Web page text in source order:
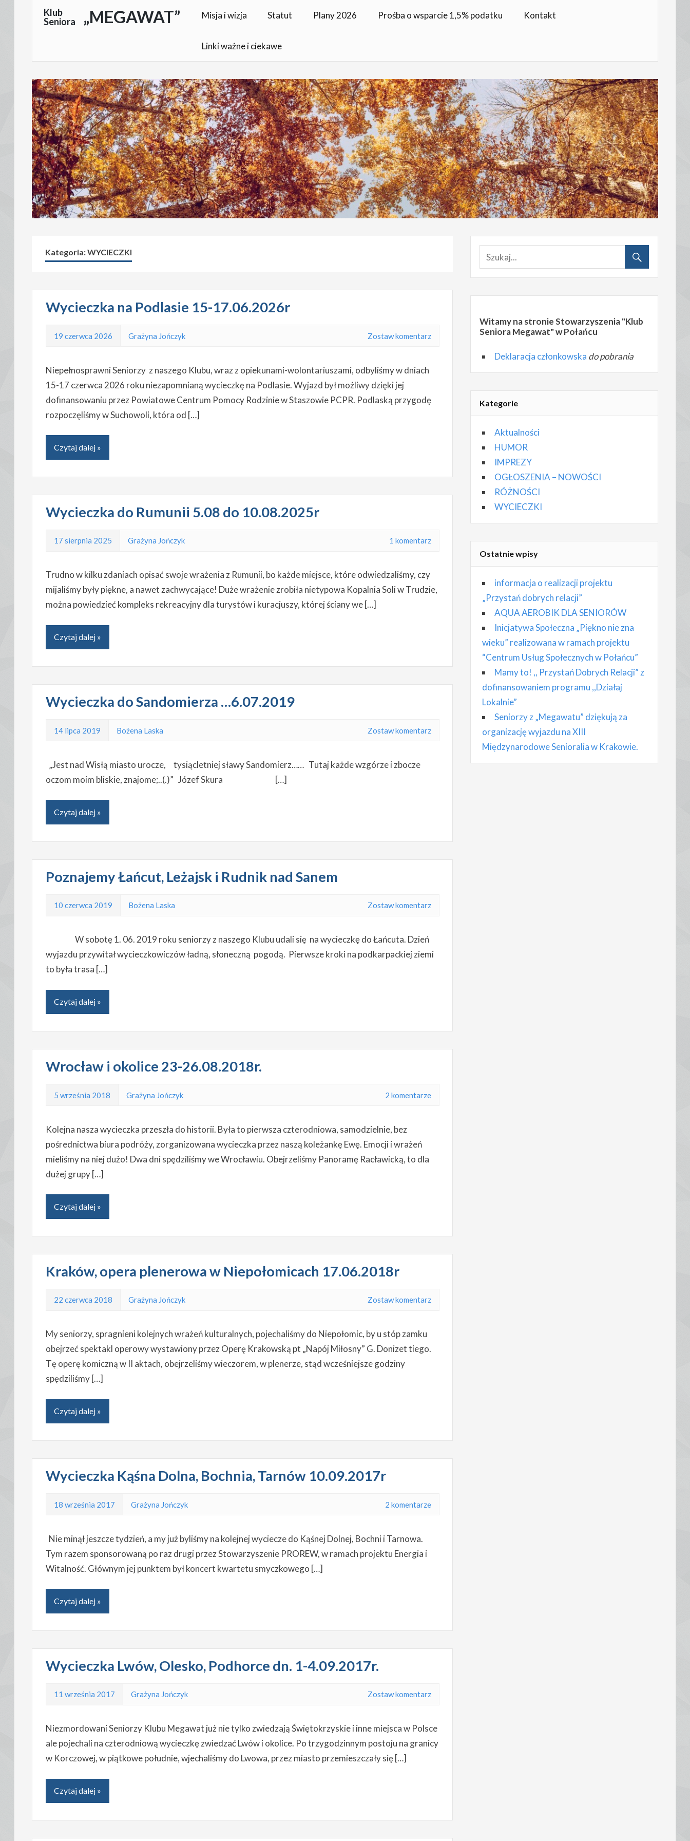
SkoczKlub
Seniora
„MEGAWAT” Misja i wizja Statut Plany 2026 Prośba o wsparcie 1,5% podatku Kontakt
Linki ważne i ciekawe
Kategoria:WYCIECZKI
Wycieczka na Podlasie 15-17.06.2026r
19 czerwca 2026 Grażyna Jończyk Zostaw komentarz
Niepełnosprawni Seniorzy z naszego Klubu, wraz z opiekunami-wolontariuszami, odbyliśmy w dniach
15-17 czerwca 2026 roku niezapomnianą wycieczkę na Podlasie. Wyjazd był możliwy dzięki jej
dofinansowaniu przez Powiatowe Centrum Pomocy Rodzinie w Staszowie PCPR. Podlaską przygodę
rozpoczęliśmy w Suchowoli, która od […]
Czytaj dalej »
Wycieczka do Rumunii 5.08 do 10.08.2025r
17 sierpnia 2025 Grażyna Jończyk 1 komentarz
Trudno w kilku zdaniach opisać swoje wrażenia z Rumunii, bo każde miejsce, które odwiedzaliśmy, czy
mijaliśmy były piękne, a nawet zachwycające! Duże wrażenie zrobiła nietypowa Kopalnia Soli w Trudzie,
można powiedzieć kompleks rekreacyjny dla turystów i kuracjuszy, której ściany we […]
Czytaj dalej »
Wycieczka do Sandomierza …6.07.2019
14 lipca 2019 Bożena Laska Zostaw komentarz
„Jest nad Wisłą miasto urocze, tysiącletniej sławy Sandomierz…… Tutaj każde wzgórze i zbocze
oczom moim bliskie, znajome;..(.)” Józef Skura […]
Czytaj dalej »
Poznajemy Łańcut, Leżajsk i Rudnik nad Sanem
10 czerwca 2019 Bożena Laska Zostaw komentarz
W sobotę 1. 06. 2019 roku seniorzy z naszego Klubu udali się na wycieczkę do Łańcuta. Dzień
wyjazdu przywitał wycieczkowiczów ładną, słoneczną pogodą. Pierwsze kroki na podkarpackiej ziemi
to była trasa […]
Czytaj dalej »
Wrocław i okolice 23-26.08.2018r.
5 września 2018 Grażyna Jończyk 2 komentarze
Kolejna nasza wycieczka przeszła do historii. Była to pierwsza czterodniowa, samodzielnie, bez
pośrednictwa biura podróży, zorganizowana wycieczka przez naszą koleżankę Ewę. Emocji i wrażeń
mieliśmy na niej dużo! Dwa dni spędziliśmy we Wrocławiu. Obejrzeliśmy Panoramę Racławicką, to dla
dużej grupy […]
Czytaj dalej »
Kraków, opera plenerowa w Niepołomicach 17.06.2018r
22 czerwca 2018 Grażyna Jończyk Zostaw komentarz
My seniorzy, spragnieni kolejnych wrażeń kulturalnych, pojechaliśmy do Niepołomic, by u stóp zamku
obejrzeć spektakl operowy wystawiony przez Operę Krakowską pt „Napój Miłosny” G. Donizet tiego.
Tę operę komiczną w II aktach, obejrzeliśmy wieczorem, w plenerze, stąd wcześniejsze godziny
spędziliśmy […]
Czytaj dalej »
Wycieczka Kąśna Dolna, Bochnia, Tarnów 10.09.2017r
18 września 2017 Grażyna Jończyk 2 komentarze
Nie minął jeszcze tydzień, a my już byliśmy na kolejnej wyciecze do Kąśnej Dolnej, Bochni i Tarnowa.
Tym razem sponsorowaną po raz drugi przez Stowarzyszenie PROREW, w ramach projektu Energia i
Witalność. Głównym jej punktem był koncert kwartetu smyczkowego […]
Czytaj dalej »
Wycieczka Lwów, Olesko, Podhorce dn. 1-4.09.2017r.
11 września 2017 Grażyna Jończyk Zostaw komentarz
Niezmordowani Seniorzy Klubu Megawat już nie tylko zwiedzają Świętokrzyskie i inne miejsca w Polsce
ale pojechali na czterodniową wycieczkę zwiedzać Lwów i okolice. Po trzygodzinnym postoju na granicy
w Korczowej, w piątkowe południe, wjechaliśmy do Lwowa, przez miasto przemieszczały się […]
Czytaj dalej »
Witamy na stronie Stowarzyszenia "Klub
Seniora Megawat" w Połańcu
Deklaracja członkowska do pobrania
Kategorie
Aktualności
HUMOR
IMPREZY
OGŁOSZENIA – NOWOŚCI
RÓŻNOŚCI
WYCIECZKI
Ostatnie wpisy
informacja o realizacji projektu
„Przystań dobrych relacji”
AQUA AEROBIK DLA SENIORÓW
Inicjatywa Społeczna „Piękno nie zna
wieku” realizowana w ramach projektu
“Centrum Usług Społecznych w Połańcu”
Mamy to! ,, Przystań Dobrych Relacji” z
dofinansowaniem programu ,,Działaj
Lokalnie”
Seniorzy z „Megawatu” dziękują za
organizację wyjazdu na XIII
Międzynarodowe Senioralia w Krakowie.